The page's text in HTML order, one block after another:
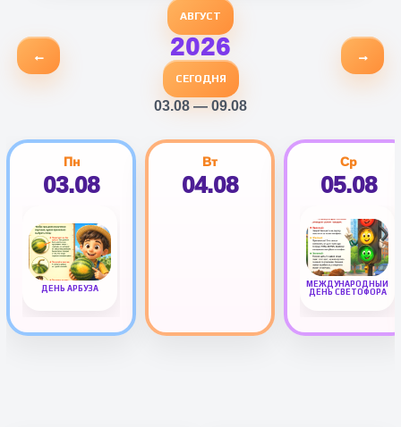
←
АВГУСТ
2026
СЕГОДНЯ
03.08 — 09.08
→
Пн
03.08
ДЕНЬ АРБУЗА
Вт
04.08
Ср
05.08
МЕЖДУНАРОДНЫЙ
ДЕНЬ СВЕТОФОРА